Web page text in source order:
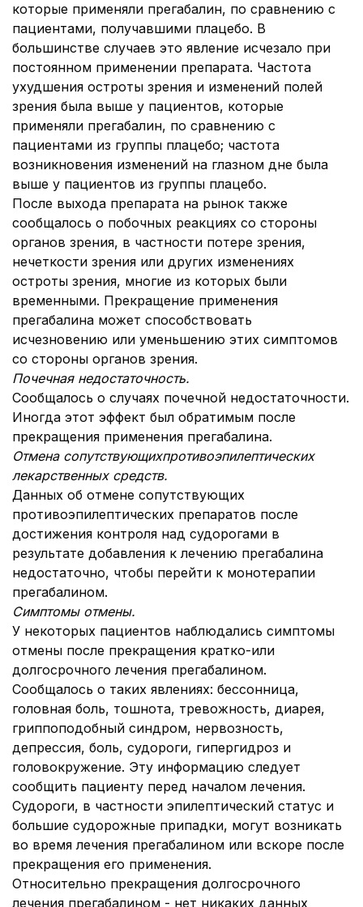
которые применяли прегабалин, по сравнению с
пациентами, получавшими плацебо. В
большинстве случаев это явление исчезало при
постоянном применении препарата. Частота
ухудшения остроты зрения и изменений полей
зрения была выше у пациентов, которые
применяли прегабалин, по сравнению с
пациентами из группы плацебо; частота
возникновения изменений на глазном дне была
выше у пациентов из группы плацебо.
После выхода препарата на рынок также
сообщалось о побочных реакциях со стороны
органов зрения, в частности потере зрения,
нечеткости зрения или других изменениях
остроты зрения, многие из которых были
временными. Прекращение применения
прегабалина может способствовать
исчезновению или уменьшению этих симптомов
со стороны органов зрения.
Почечная недостаточность.
Сообщалось о случаях почечной недостаточности.
Иногда этот эффект был обратимым после
прекращения применения прегабалина.
Отмена сопутствующихпротивоэпилептических
лекарственныхсредств.
Данных об отмене сопутствующих
противоэпилептических препаратов после
достижения контроля над судорогами в
результате добавления к лечению прегабалина
недостаточно, чтобы перейти к монотерапии
прегабалином.
Симптомы отмены.
У некоторых пациентов наблюдались симптомы
отмены после прекращения кратко-или
долгосрочного лечения прегабалином.
Сообщалось о таких явлениях: бессонница,
головная боль, тошнота, тревожность, диарея,
гриппоподобный синдром, нервозность,
депрессия, боль, судороги, гипергидроз и
головокружение. Эту информацию следует
сообщить пациенту перед началом лечения.
Судороги, в частности эпилептический статус и
большие судорожные припадки, могут возникать
во время лечения прегабалином или вскоре после
прекращения его применения.
Относительно прекращения долгосрочного
лечения прегабалином - нет никаких данных